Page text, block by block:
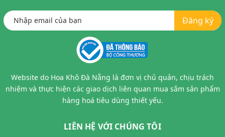
Đăng ký
Website do Hoa Khô Đà Nẵng là đơn vị chủ quản, chịu trách
nhiệm và thực hiện các giao dịch liên quan mua sắm sản phẩm
hàng hoá tiêu dùng thiết yếu.
LIÊN HỆ VỚI CHÚNG TÔI